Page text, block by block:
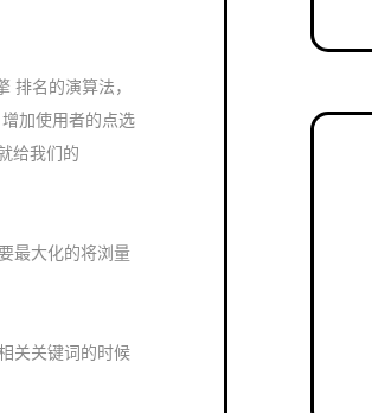
排名的演算法，
加使用者的点选
给我们的
最大化的将浏量
关关键词的时候